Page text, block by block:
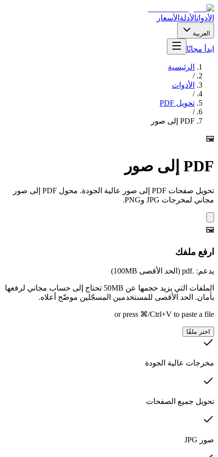
الأدواتالأدلة الأسعار
العربية
ابدأ مجانًا
الرئيسية
/
الأدوات
/
تحويل PDF
/
PDF إلى صور
🖼️
PDF إلى صور
تحويل صفحات PDF إلى صور عالية الجودة. محول PDF إلى صور
مجاني لمخرجات JPG وPNG.
🖼️
ارفع ملفك
يدعم: .pdf (الحد الأقصى 100MB)
الملفات التي يزيد حجمها عن 50MB تحتاج إلى حساب مجاني لرفعها
بأمان. الحد الأقصى للمستخدمين المسجّلين موضّح أعلاه.
or press ⌘/Ctrl+V to paste a file
اختر ملفًا
مخرجات عالية الجودة
تحويل جميع الصفحات
صور JPG